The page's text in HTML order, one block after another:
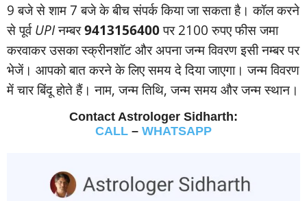
9 बजे से शाम 7 बजे के बीच संपर्क किया जा सकता है। कॉल करने
से पूर्वUPIनम्‍बर9413156400पर 2100 रुपए फीस जमा
करवाकर उसका स्‍क्रीनशॉट और अपना जन्‍म विवरण इसी नम्‍बर पर
भेजें। आपको बात करने के लिए समय दे दिया जाएगा। जन्‍म विवरण
में चार बिंदू होते हैं। नाम, जन्‍म तिथि, जन्‍म समय और जन्‍म स्‍थान।
Contact Astrologer Sidharth:
CALL – WHATSAPP